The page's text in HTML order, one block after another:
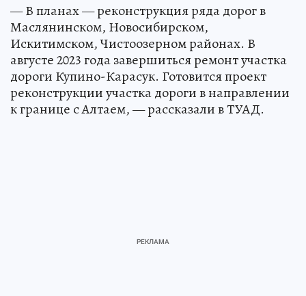
— В планах — реконструкция ряда дорог в
Маслянинском, Новосибирском,
Искитимском, Чистоозерном районах. В
августе 2023 года завершиться ремонт участка
дороги Купино-Карасук. Готовится проект
реконструкции участка дороги в направлении
к границе с Алтаем, — рассказали в ТУАД.